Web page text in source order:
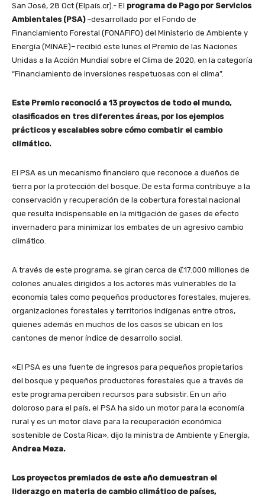
San José, 28 Oct (Elpaís.cr).- El programa de Pago por Servicios
Ambientales (PSA)–desarrollado por el Fondo de
Financiamiento Forestal (FONAFIFO) del Ministerio de Ambiente y
Energía (MINAE)– recibió este lunes el Premio de las Naciones
Unidas a la Acción Mundial sobre el Clima de 2020, en la categoría
“Financiamiento de inversiones respetuosas con el clima”.
Este Premio reconoció a 13 proyectos de todo el mundo,
clasificados en tres diferentes áreas, por los ejemplos
prácticos y escalables sobre cómo combatir el cambio
climático.
El PSA es un mecanismo financiero que reconoce a dueños de
tierra por la protección del bosque. De esta forma contribuye a la
conservación y recuperación de la cobertura forestal nacional
que resulta indispensable en la mitigación de gases de efecto
invernadero para minimizar los embates de un agresivo cambio
climático.
A través de este programa, se giran cerca de ₡17.000 millones de
colones anuales dirigidos a los actores más vulnerables de la
economía tales como pequeños productores forestales, mujeres,
organizaciones forestales y territorios indígenas entre otros,
quienes además en muchos de los casos se ubican en los
cantones de menor índice de desarrollo social.
«El PSA es una fuente de ingresos para pequeños propietarios
del bosque y pequeños productores forestales que a través de
este programa perciben recursos para subsistir. En un año
doloroso para el país, el PSA ha sido un motor para la economía
rural y es un motor clave para la recuperación económica
sostenible de Costa Rica», dijo la ministra de Ambiente y Energía,
Andrea Meza.
Los proyectos premiados de este año demuestran el
liderazgo en materia de cambio climático de países,